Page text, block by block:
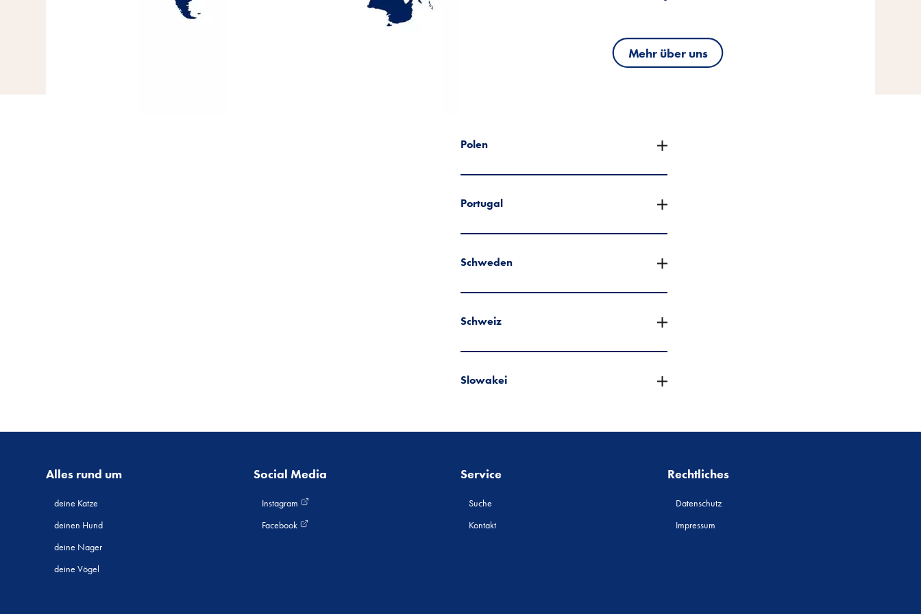
Mehr über uns
Mehr über uns
Mehr über uns
Polen
Portugal
Schweden
Schweiz
Slowakei
Alles rund um
deine Katze
deinen Hund
deine Nager
deine Vögel
Social Media
Instagram
Facebook
Service
Suche
Kontakt
Rechtliches
Datenschutz
Impressum